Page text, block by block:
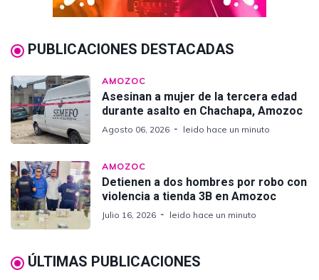
PUBLICACIONES DESTACADAS
AMOZOC
Asesinan a mujer de la tercera edad
durante asalto en Chachapa, Amozoc
Agosto 06, 2026 leido hace un minuto
AMOZOC
Detienen a dos hombres por robo con
violencia a tienda 3B en Amozoc
Julio 16, 2026 leido hace un minuto
ÚLTIMAS PUBLICACIONES